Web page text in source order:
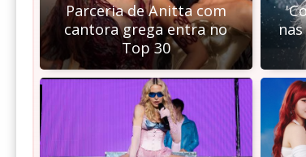
Parceria de Anitta com
cantora grega entra no
Top 30